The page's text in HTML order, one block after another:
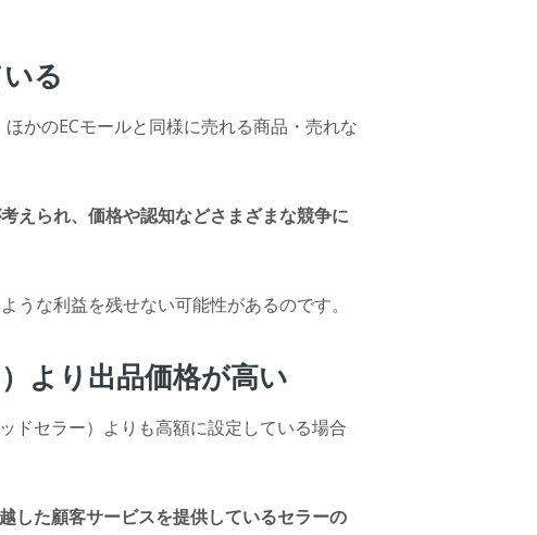
る
かのECモールと同様に売れる商品・売れな
えられ、価格や認知などさまざまな競争に
うな利益を残せない可能性があるのです。
より出品価格が高い
ドセラー）よりも高額に設定している場合
した顧客サービスを提供しているセラーの